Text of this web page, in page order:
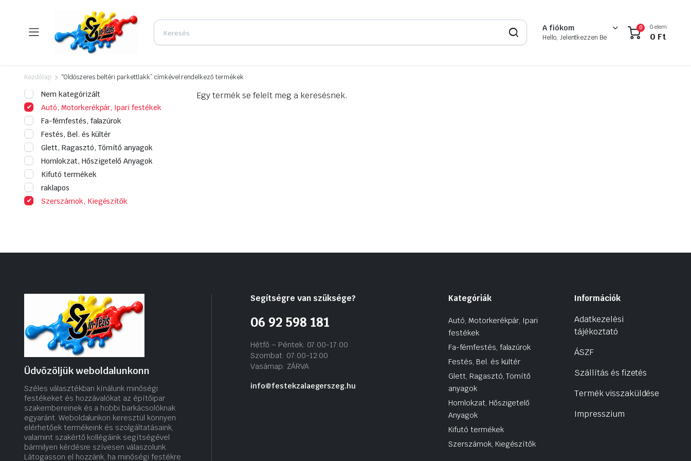
A fiókom
Hello, Jelentkezzen Be
0 0 elem
0 Ft
Kezdőlap “Oldószeres beltéri parkettlakk” címkével rendelkező termékek
Egy termék se felelt meg a keresésnek.
Nem kategórizált
Autó, Motorkerékpár, Ipari festékek
Fa-fémfestés, falazúrok
Festés, Bel. és kültér
Glett, Ragasztó, Tömítő anyagok
Homlokzat, Hőszigetelő Anyagok
Kifutó termékek
raklapos
Szerszámok, Kiegészítők
Üdvözöljük weboldalunkonn
Széles választékban kínálunk minőségi
festékeket és hozzávalókat az építőipar
szakembereinek és a hobbi barkácsolóknak
egyaránt. Weboldalunkon keresztül könnyen
elérhetőek termékeink és szolgáltatásaink,
valamint szakértő kollégáink segítségével
bármilyen kérdésre szívesen válaszolunk.
Látogasson el hozzánk, ha minőségi festékre
Segítségre van szüksége?
06 92 598 181
Hétfő – Péntek: 07:00-17:00
Szombat: 07:00-12:00
Vasárnap: ZÁRVA
info@festekzalaegerszeg.hu
Kategóriák
Autó, Motorkerékpár, Ipari
festékek
Fa-fémfestés, falazúrok
Festés, Bel. és kültér
Glett, Ragasztó, Tömítő
anyagok
Homlokzat, Hőszigetelő
Anyagok
Kifutó termékek
Szerszámok, Kiegészítők
Információk
Adatkezelési
tájékoztató
ÁSZF
Szállítás és fizetés
Termék visszaküldése
Impresszium